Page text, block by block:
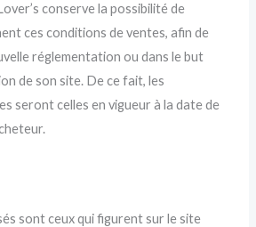
conserve la possibilité de
ces conditions de ventes, afin de
réglementation ou dans le but
de son site. De ce fait, les
seront celles en vigueur à la date de
sont ceux qui figurent sur le site